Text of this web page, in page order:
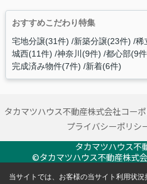
おすすめこだわり特集
宅地分譲(31件) 新築分譲(23件) 稀
城西(11件) 神奈川(9件) 都心部(9
完成済み物件(7件) 新着(6件)
タカマツハウス不動産株式会社コー
プライバシーポリシ
タカマツハウス不
©タカマツハウス不動産株式
当サイトでは、お客様の当サイト利用状